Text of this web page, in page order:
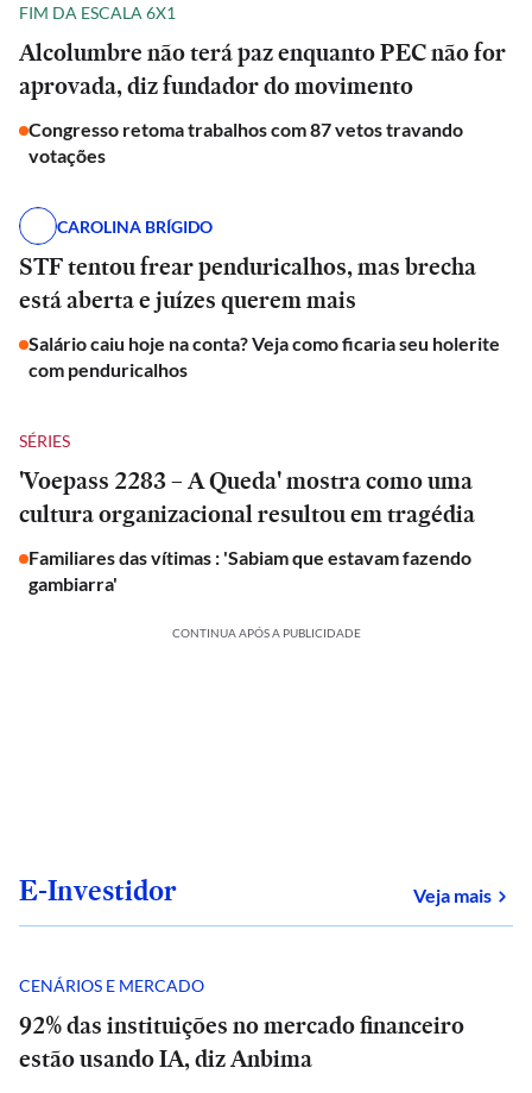
FIM DA ESCALA 6X1
Alcolumbre não terá paz enquanto PEC não for
aprovada, diz fundador do movimento
Congresso retoma trabalhos com 87 vetos travando
votações
CAROLINA BRÍGIDO
STF tentou frear penduricalhos, mas brecha
está aberta e juízes querem mais
Salário caiu hoje na conta? Veja como ficaria seu holerite
com penduricalhos
SÉRIES
'Voepass 2283 – A Queda' mostra como uma
cultura organizacional resultou em tragédia
Familiares das vítimas : 'Sabiam que estavam fazendo
gambiarra'
CONTINUA APÓS A PUBLICIDADE
E-Investidor Veja mais
CENÁRIOS E MERCADO
92% das instituições no mercado financeiro
estão usando IA, diz Anbima